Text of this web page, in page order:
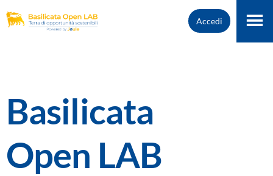
Accedi
Basilicata
Open LAB